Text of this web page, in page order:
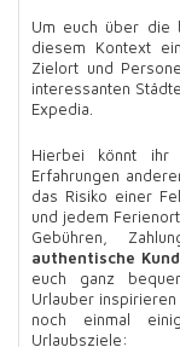
Um euch über die
diesem Kontext
Zielort und
interessanten
Expedia.
Hierbei könnt ihr
Erfahrungen
das Risiko einer
und jedem
Gebühren,
authentische
euch ganz
Urlauber
noch einmal
Urlaubsziele: